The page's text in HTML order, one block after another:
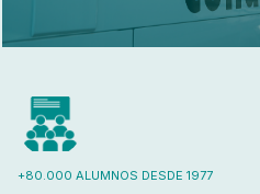
+80.000 ALUMNOS DESDE 1977